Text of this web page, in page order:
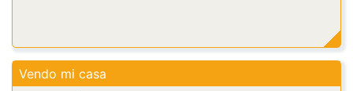
Vendo mi casa